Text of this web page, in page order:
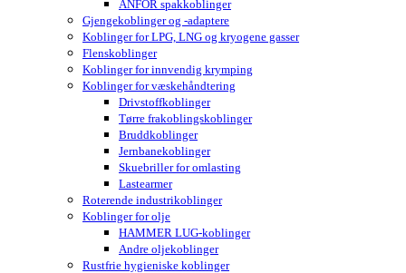
ANFOR spakkoblinger
Gjengekoblinger og -adaptere
Koblinger for LPG, LNG og kryogene gasser
Flenskoblinger
Koblinger for innvendig krymping
Koblinger for væskehåndtering
Drivstoffkoblinger
Tørre frakoblingskoblinger
Bruddkoblinger
Jernbanekoblinger
Skuebriller for omlasting
Lastearmer
Roterende industrikoblinger
Koblinger for olje
HAMMER LUG-koblinger
Andre oljekoblinger
Rustfrie hygieniske koblinger